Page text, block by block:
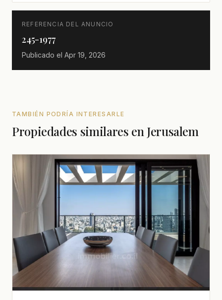
REFERENCIA DEL ANUNCIO
245-1977
Publicado el Apr 19, 2026
TAMBIÉN PODRÍA INTERESARLE
Propiedades similares en Jerusalem